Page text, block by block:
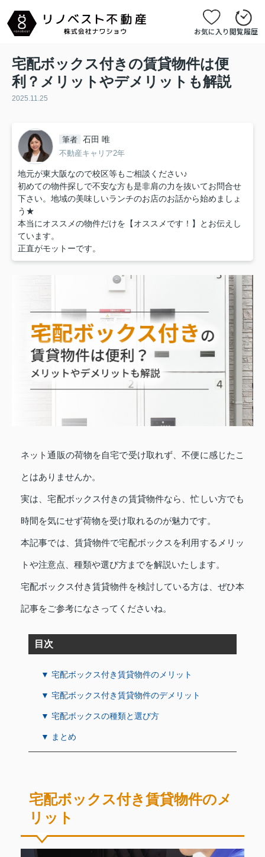
お気に入り閲覧履歴
宅配ボックス付きの賃貸物件は便
利？メリットやデメリットも解説
2025.11.25
筆者 石田 唯
不動産キャリア2年
地元が東大阪なので校区等もご相談ください♪
初めての物件探しで不安な方も是非肩の力を抜いてお問合せ
下さい。地域の美味しいランチのお店のお話から始めましょ
う★
本当にオススメの物件だけを【オススメです！】とお伝えし
ています。
正直がモットーです。
ネット通販の荷物を自宅で受け取れず、不便に感じたこ
とはありませんか。
実は、宅配ボックス付きの賃貸物件なら、忙しい方でも
時間を気にせず荷物を受け取れるのが魅力です。
本記事では、賃貸物件で宅配ボックスを利用するメリッ
トや注意点、種類や選び方までを解説いたします。
宅配ボックス付き賃貸物件を検討している方は、ぜひ本
記事をご参考になさってくださいね。
目次
▼ 宅配ボックス付き賃貸物件のメリット
▼ 宅配ボックス付き賃貸物件のデメリット
▼ 宅配ボックスの種類と選び方
▼ まとめ
宅配ボックス付き賃貸物件のメ
リット